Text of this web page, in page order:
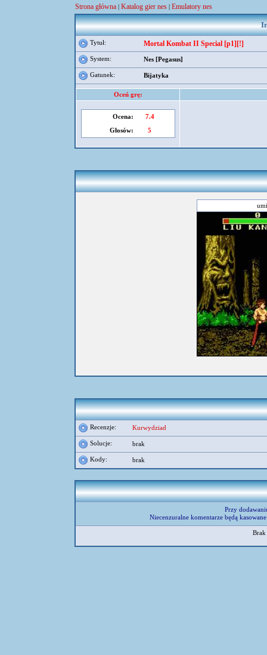
Strona główna | Katalog gier nes | Emulatory nes
Tytuł: Mortal Kombat II Special [p1][!]
System: Nes [Pegasus]
Gatunek: Bijatyka
Oceń grę:
Ocena:
7.4
Głosów:
5
Recenzje: Kurwydziad
Solucje: brak
Kody: brak
Przy
Niecenzuralne komentarze będą